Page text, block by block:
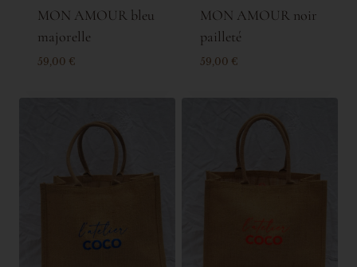
MON AMOUR bleu
majorelle
59,00 €
MON AMOUR noir
pailleté
59,00 €